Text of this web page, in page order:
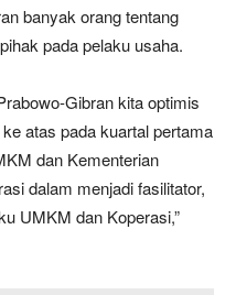
banyak orang tentang
pada pelaku usaha.
Gibran kita optimis
atas pada kuartal pertama
dan Kementerian
dalam menjadi fasilitator,
UMKM dan Koperasi,”